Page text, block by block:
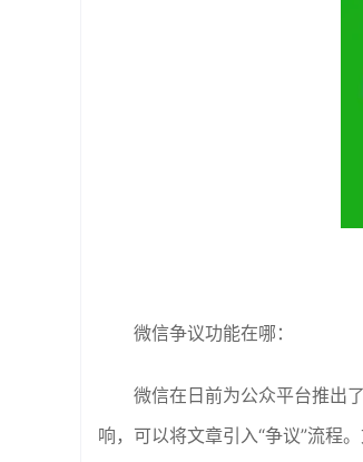
微信争议功能在哪：
微信在日前为公众平台推出
响，可以将文章引入“争议”流程